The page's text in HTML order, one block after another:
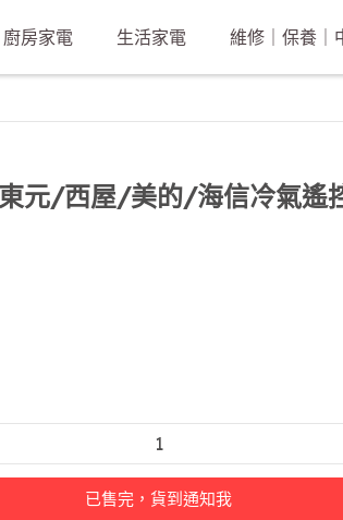
廚房家電 生活家電 維修｜保養｜
東元/西屋/美的/海信冷氣遙
已售完，貨到通知我